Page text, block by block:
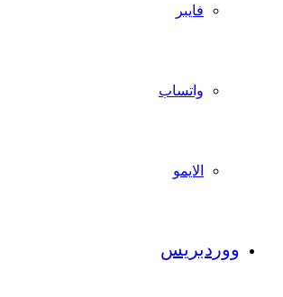
فايبر
واتساب
الايمو
ووردبريس